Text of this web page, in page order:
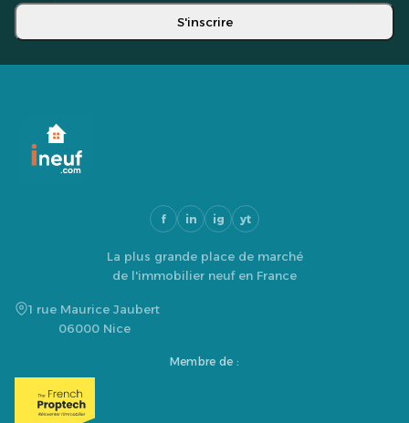
S'inscrire
f in ig yt
La plus grande place de marché
de l'immobilier neuf en France
1 rue Maurice Jaubert
06000 Nice
Membre de :